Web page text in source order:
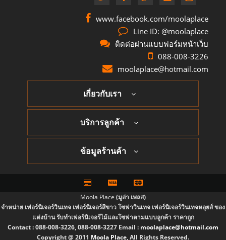
www.facebook.com/moolaplace
Line ID: @moolaplace
ติดต่อผ่านแบบฟอร์มหน้าเว็บ
088-008-3226
moolaplace@hotmail.com
เกี่ยวกับเรา
บริการลูกค้า
ข้อมูลร้านค้า
Moola Place (มูล่า เพลส)
จำหน่าย เฟอร์นิเจอร์วินเทจ เฟอร์นิเจอร์สีขาว โซฟาวินเทจ เฟอร์นิเจอร์วินเทจหลุยส์ ของ
แต่งบ้าน รับทำเฟอร์นิเจอร์ไม้และโซฟาตามแบบลูกค้า ราคาถูก
Contact :088-008-3226, 088-008-3227 Email : moolaplace@hotmail.com
Copyright @ 2011 Moola Place, All Rights Reserved.